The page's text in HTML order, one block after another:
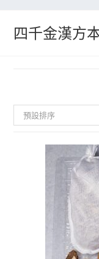
四千金漢方
預設排序